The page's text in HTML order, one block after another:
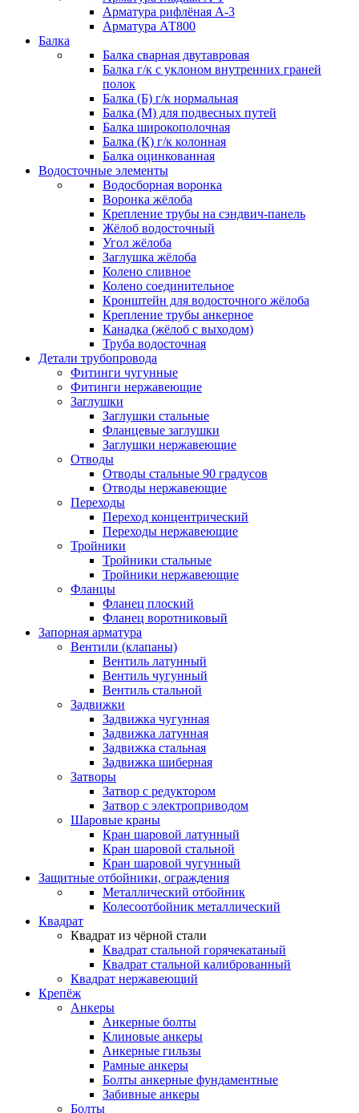
Арматура рифлёная А-3
Арматура АТ800
Балка
Балка сварная двутавровая
Балка г/к с уклоном внутренних граней
полок
Балка (Б) г/к нормальная
Балка (М) для подвесных путей
Балка широкополочная
Балка (К) г/к колонная
Балка оцинкованная
Водосточные элементы
Водосборная воронка
Воронка жёлоба
Крепление трубы на сэндвич-панель
Жёлоб водосточный
Угол жёлоба
Заглушка жёлоба
Колено сливное
Колено соединительное
Кронштейн для водосточного жёлоба
Крепление трубы анкерное
Канадка (жёлоб с выходом)
Труба водосточная
Детали трубопровода
Фитинги чугунные
Фитинги нержавеющие
Заглушки
Заглушки стальные
Фланцевые заглушки
Заглушки нержавеющие
Отводы
Отводы стальные 90 градусов
Отводы нержавеющие
Переходы
Переход концентрический
Переходы нержавеющие
Тройники
Тройники стальные
Тройники нержавеющие
Фланцы
Фланец плоский
Фланец воротниковый
Запорная арматура
Вентили (клапаны)
Вентиль латунный
Вентиль чугунный
Вентиль стальной
Задвижки
Задвижка чугунная
Задвижка латунная
Задвижка стальная
Задвижка шиберная
Затворы
Затвор с редуктором
Затвор с электроприводом
Шаровые краны
Кран шаровой латунный
Кран шаровой стальной
Кран шаровой чугунный
Защитные отбойники, ограждения
Металлический отбойник
Колесоотбойник металлический
Квадрат
Квадрат из чёрной стали
Квадрат стальной горячекатаный
Квадрат стальной калиброванный
Квадрат нержавеющий
Крепёж
Анкеры
Анкерные болты
Клиновые анкеры
Анкерные гильзы
Рамные анкеры
Болты анкерные фундаментные
Забивные анкеры
Болты